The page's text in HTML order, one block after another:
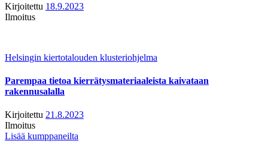
Kirjoitettu 18.9.2023
Ilmoitus
Helsingin kiertotalouden klusteriohjelma
Parempaa tietoa kierrätysmateriaaleista kaivataan
rakennusalalla
Kirjoitettu 21.8.2023
Ilmoitus
Lisää kumppaneilta